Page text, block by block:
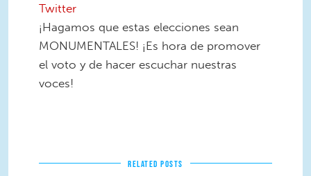
Twitter
¡Hagamos que estas elecciones sean
MONUMENTALES! ¡Es hora de promover
el voto y de hacer escuchar nuestras
voces!
RELATED POSTS